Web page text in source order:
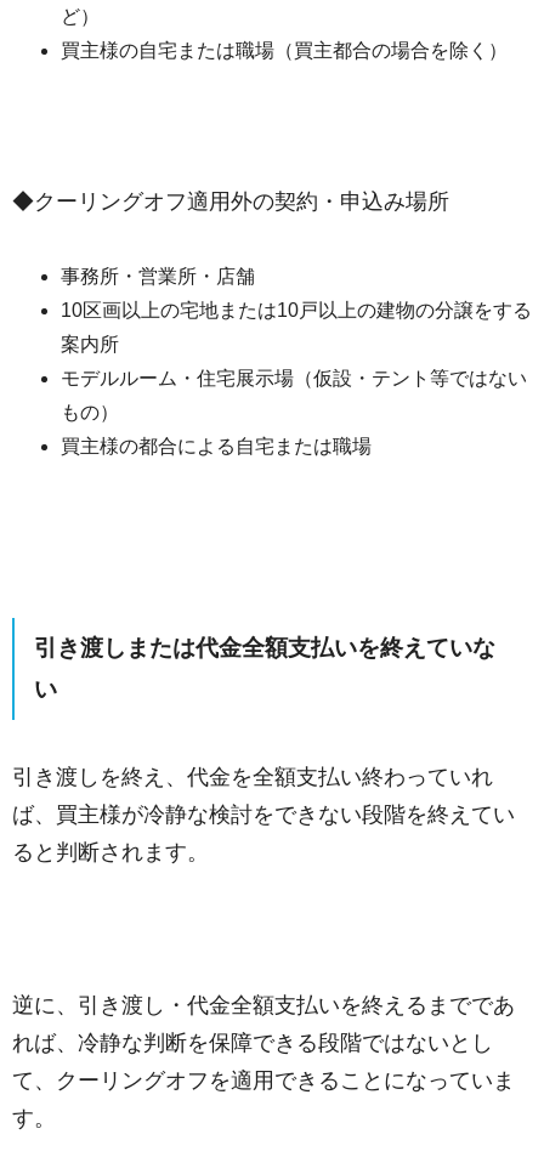
ど）
買主様の自宅または職場（買主都合の場合を除く）
◆クーリングオフ適用外の契約・申込み場所
事務所・営業所・店舗
10区画以上の宅地または10戸以上の建物の分譲をする
案内所
モデルルーム・住宅展示場（仮設・テント等ではない
もの）
買主様の都合による自宅または職場
引き渡しまたは代金全額支払いを終えていな
い
引き渡しを終え、代金を全額支払い終わっていれ
ば、買主様が冷静な検討をできない段階を終えてい
ると判断されます。
逆に、引き渡し・代金全額支払いを終えるまでであ
れば、冷静な判断を保障できる段階ではないとし
て、クーリングオフを適用できることになっていま
す。